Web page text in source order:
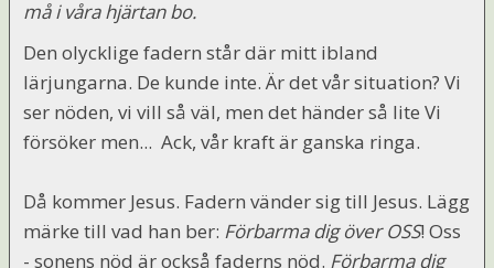
må i våra hjärtan bo.
Den olycklige fadern står där mitt ibland
lärjungarna. De kunde inte. Är det vår situation? Vi
ser nöden, vi vill så väl, men det händer så lite Vi
försöker men... Ack, vår kraft är ganska ringa.
Då kommer Jesus. Fadern vänder sig till Jesus. Lägg
märke till vad han ber: Förbarma dig över OSS! Oss
- sonens nöd är också faderns nöd. Förbarma dig